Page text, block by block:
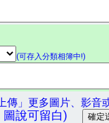
(可存入分類相簿中!)
傳」更多圖片、影音
圖說可留白)